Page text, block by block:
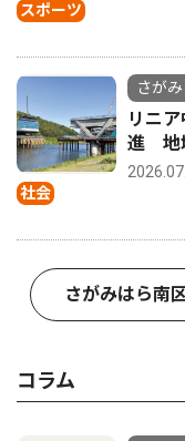
スポーツ
社会
さが
リニ
進 地
さがみはら南
コラム